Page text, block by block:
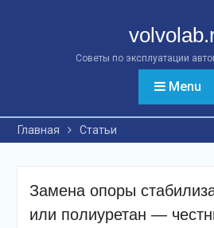
Советы по эксплуатации
Menu
Главная Статьи
Замена опоры
или полиуретан —